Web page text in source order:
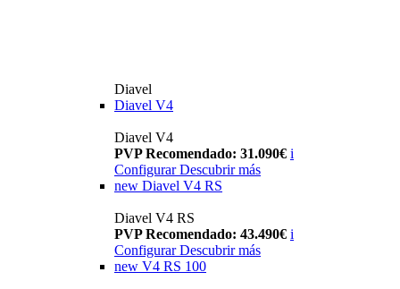
Diavel
Diavel V4
Diavel V4
PVP Recomendado: 31.090€ i
Configurar Descubrir más
new Diavel V4 RS
Diavel V4 RS
PVP Recomendado: 43.490€ i
Configurar Descubrir más
new V4 RS 100